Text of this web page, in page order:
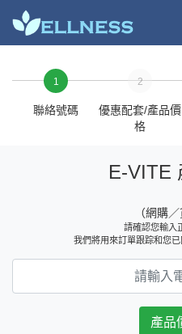
1
聯絡號碼
2
優惠配套/產品價
格
E-VITE
（網購
請確認您輸入
我們將用來訂單跟踪和您